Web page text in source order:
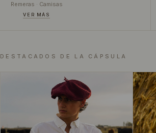
Remeras · Camisas
VER MÁS
DESTACADOS DE LA CÁPSULA